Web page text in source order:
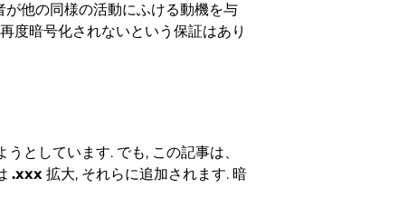
他の同様の活動にふける動機を与
度暗号化されないという保証はあり
としています. でも, この記事は、
.xxx 拡大, それらに追加されます. 暗